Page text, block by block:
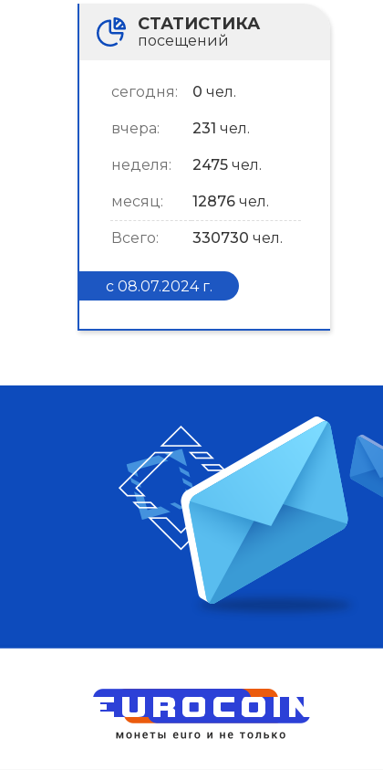
СТАТИСТИКА
посещений
сегодня: 0 чел.
вчера: 231 чел.
неделя: 2475 чел.
месяц: 12876 чел.
Всего: 330730 чел.
с 08.07.2024 г.